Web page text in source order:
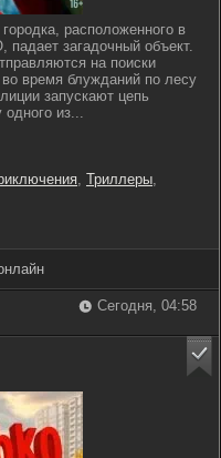
расположенного в
загадочный объект.
на поиски
время блужданий по лесу
запускают цепь
одного из...
, Триллеры,
Сегодня, 04:58